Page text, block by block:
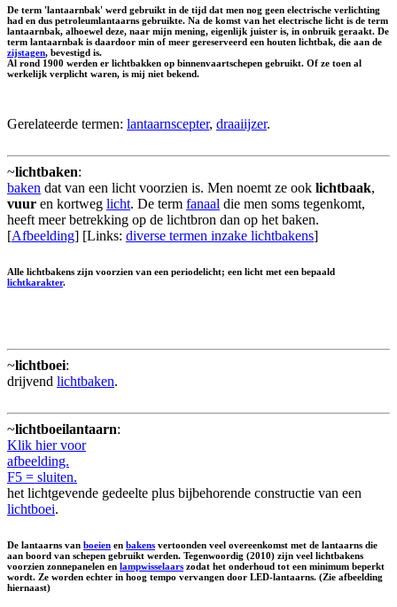
De term 'lantaarnbak' werd gebruikt in de tijd dat men nog geen electrische verlichting
had en dus petroleumlantaarns gebruikte. Na de komst van het electrische licht is de term
lantaarnbak, alhoewel deze, naar mijn mening, eigenlijk juister is, in onbruik geraakt. De
term lantaarnbak is daardoor min of meer gereserveerd een houten lichtbak, die aan de
zijstagen, bevestigd is.
Al rond 1900 werden er lichtbakken op binnenvaartschepen gebruikt. Of ze toen al
werkelijk verplicht waren, is mij niet bekend.
Gerelateerde termen: lantaarnscepter, draaiijzer.
~lichtbaken:
baken dat van een licht voorzien is. Men noemt ze ook lichtbaak,
vuur en kortweg licht. De term fanaal die men soms tegenkomt,
heeft meer betrekking op de lichtbron dan op het baken.
[Afbeelding] [Links: diverse termen inzake lichtbakens]
Alle lichtbakens zijn voorzien van een periodelicht; een licht met een bepaald
lichtkarakter.
~lichtboei:
drijvend lichtbaken.
~lichtboeilantaarn:
Klik hier voor
afbeelding.
F5 = sluiten.
het lichtgevende gedeelte plus bijbehorende constructie van een
lichtboei.
De lantaarns van boeien en bakens vertoonden veel overeenkomst met de lantaarns die
aan boord van schepen gebruikt werden. Tegenwoordig (2010) zijn veel lichtbakens
voorzien zonnepanelen en lampwisselaars zodat het onderhoud tot een minimum beperkt
wordt. Ze worden echter in hoog tempo vervangen door LED-lantaarns. (Zie afbeelding
hiernaast)